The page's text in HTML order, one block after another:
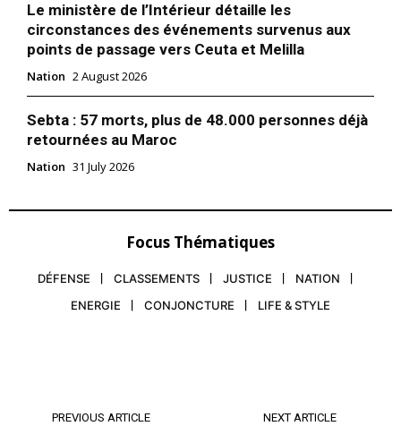
Le ministère de l’Intérieur détaille les
circonstances des événements survenus aux
points de passage vers Ceuta et Melilla
Nation 2 August 2026
Sebta : 57 morts, plus de 48.000 personnes déjà
retournées au Maroc
Nation 31 July 2026
Focus Thématiques
DÉFENSE CLASSEMENTS JUSTICE
NATION
ENERGIE
CONJONCTURE LIFE & STYLE
PREVIOUS ARTICLE NEXT ARTICLE